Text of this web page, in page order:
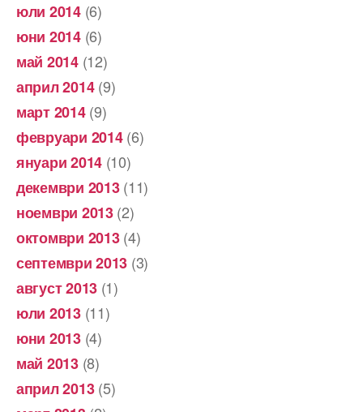
юли 2014(6)
юни 2014(6)
май 2014(12)
април 2014(9)
март 2014(9)
февруари 2014(6)
януари 2014 (10)
декември 2013(11)
ноември 2013(2)
октомври 2013(4)
септември 2013 (3)
август 2013 (1)
юли 2013(11)
юни 2013(4)
май 2013(8)
април 2013(5)